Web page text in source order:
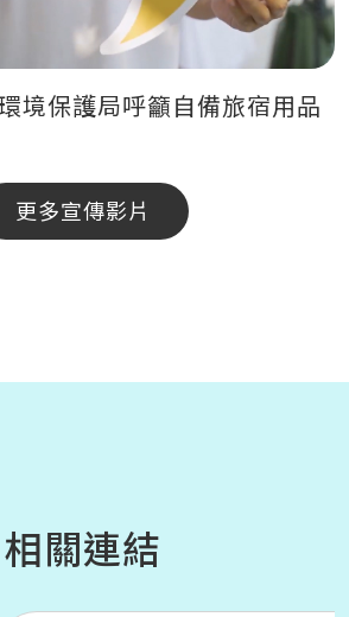
境保護局呼籲自備旅宿用品
更多宣傳影片
相關連結